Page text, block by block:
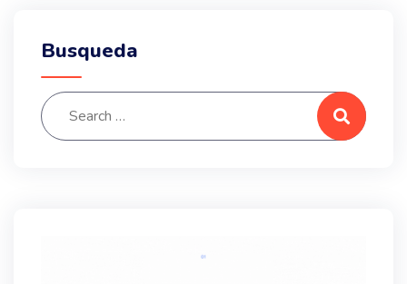
Busqueda
Search for:
Search